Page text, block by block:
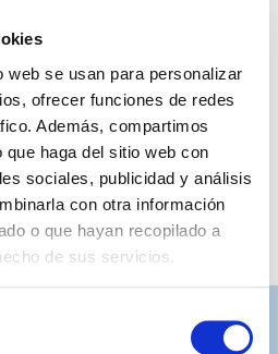
web se usan para personalizar
ofrecer funciones de redes
Además, compartimos
haga del sitio web con
sociales, publicidad y análisis
con otra información
o que hayan recopilado a
de sus servicios.
€